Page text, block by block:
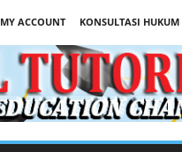
MY ACCOUNT KONSULTASI HUKUM